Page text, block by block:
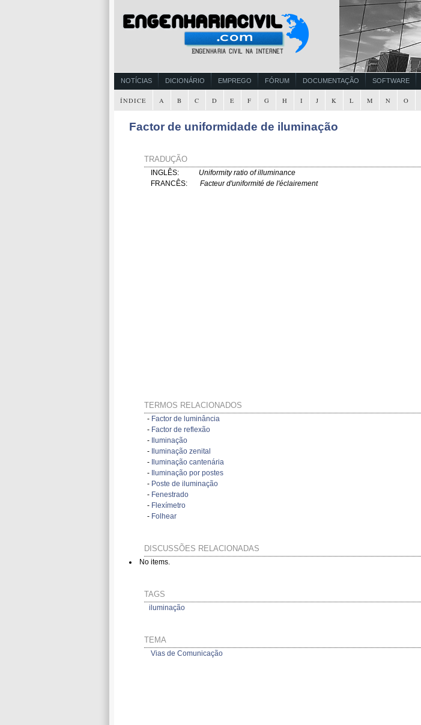
NOTÍCIAS DICIONÁRIO EMPREGO FÓRUM DOCUMENTAÇÃO SOFTWARE
ÍNDICE A B C D E F G H I J K L M N O
Factor de uniformidade de iluminação
TRADUÇÃO
INGLÊS:
Uniformity ratio of illuminance
FRANCÊS: Facteur d'uniformité de l'éclairement
TERMOS RELACIONADOS
- Factor de luminância
- Factor de reflexão
- Iluminação
- Iluminação zenital
- Iluminação cantenária
- Iluminação por postes
- Poste de iluminação
- Fenestrado
- Flexímetro
- Folhear
DISCUSSÕES RELACIONADAS
No items.
TAGS
iluminação
TEMA
Vias de Comunicação